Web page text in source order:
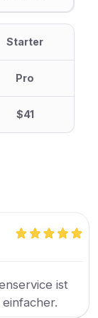
Starter
Pro
$41
ist